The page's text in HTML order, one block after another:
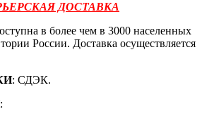
ДОСТАВКА
в более чем в 3000 населенных
России. Доставка осуществляется
: СДЭК.
: